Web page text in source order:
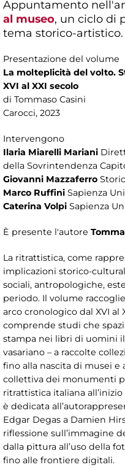
Appuntamento
al museo, un ciclo di
tema storico-artistico.
Presentazione del volume
La molteplicità del volto.
XVI al XXI secolo
di Tommaso Casini
Carocci, 2023
Intervengono
Ilaria Miarelli Mariani
della Sovrintendenza
Giovanni Mazzaferro
Marco Ruffini Sapienza
Caterina Volpi Sapienza
È presente l'autore
La ritrattistica, come
implicazioni storico-
sociali, antropologiche,
periodo. Il volume
arco cronologico dal XVI al
comprende studi che
stampa nei libri di uomini
vasariano – a raccolte
fino alla nascita di musei e
collettiva dei monumenti
ritrattistica italiana
è dedicata
Edgar Degas a Damien
riflessione sull’immagine
dalla pittura all’uso della
fino alle frontiere digitali.